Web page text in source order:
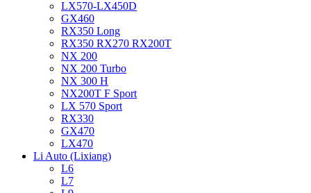
LX570-LX450D
GX460
RX350 Long
RX350 RX270 RX200T
NX 200
NX 200 Turbo
NX 300 H
NX200T F Sport
LX 570 Sport
RX330
GX470
LX470
Li Auto (Lixiang)
L6
L7